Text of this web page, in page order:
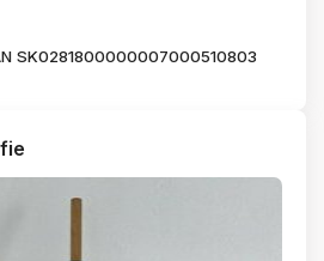
SK0281800000007000510803